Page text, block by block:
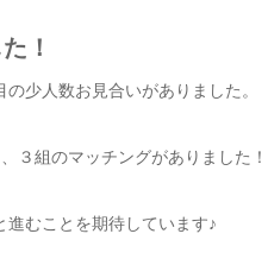
！
少人数お見合いがありました。
３組のマッチングがありました！
むことを期待しています♪